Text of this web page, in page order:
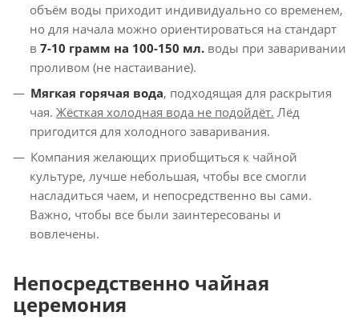
объём воды приходит индивидуально со временем,
но для начала можно ориентироваться на стандарт
в 7-10 грамм на 100-150 мл. воды при заваривании
проливом (не настаивание).
Мягкая горячая вода, подходящая для раскрытия
чая. Жёсткая холодная вода не подойдёт. Лёд
пригодится для холодного заваривания.
Компания желающих приобщиться к чайной
культуре, лучше небольшая, чтобы все смогли
насладиться чаем, и непосредственно вы сами.
Важно, чтобы все были заинтересованы и
вовлечены.
Непосредственно чайная
церемония